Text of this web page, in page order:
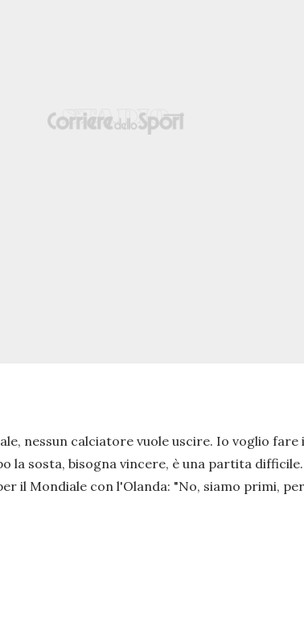
nessun calciatore vuole uscire. Io voglio
la sosta, bisogna vincere, è una partita
il Mondiale con l'Olanda: "No, siamo primi,